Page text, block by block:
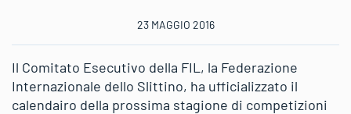
23 MAGGIO 2016
Il Comitato Esecutivo della FIL, la Federazione
Internazionale dello Slittino, ha ufficializzato il
calendairo della prossima stagione di competizioni